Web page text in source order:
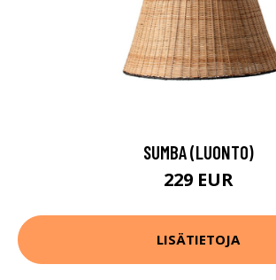
SUMBA (LUONTO)
229 EUR
LISÄTIETOJA